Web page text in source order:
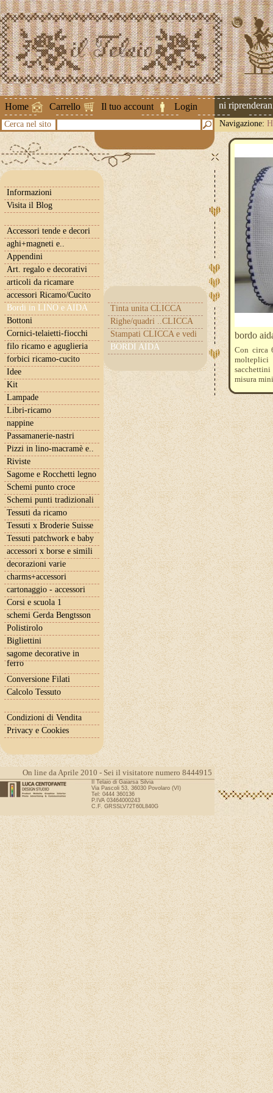
Home Carrello Il tuo account Login
Attenzione ! Le spedizioni
Cerca nel sito Navigazione:
Informazioni
Visita il Blog
Accessori tende e decori
aghi+magneti e..
Appendini
Art. regalo e decorativi
articoli da ricamare
accessori Ricamo/Cucito
Bordi in LINO e AIDA
Tinta unita CLICCA
Righe/quadri ..CLICCA
Stampati CLICCA e vedi
BORDI AIDA
Bottoni
Cornici-telaietti-fiocchi
filo ricamo e aguglieria
forbici ricamo-cucito
Idee
Kit
Lampade
Libri-ricamo
nappine
Passamanerie-nastri
Pizzi in lino-macramè e..
Riviste
Sagome e Rocchetti legno
Schemi punto croce
Schemi punti tradizionali
Tessuti da ricamo
Tessuti x Broderie Suisse
Tessuti patchwork e baby
accessori x borse e simili
decorazioni varie
charms+accessori
cartonaggio - accessori
Corsi e scuola 1
schemi Gerda Bengtsson
Polistirolo
Bigliettini
sagome decorative in
ferro
Conversione Filati
Calcolo Tessuto
Condizioni di Vendita
Privacy e Cookies
bordo
Con circa
misura
On line da Aprile 2010 - Sei il visitatore numero 8444915
Il Telaio di Gaiarsa Silvia
Via Pascoli 53, 36030 Povolaro (VI)
Tel: 0444 360136
P.IVA 03464000243
C.F. GRSSLV72T60L840G